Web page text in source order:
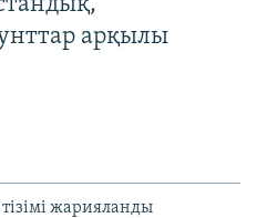
арқылы
тізімі жарияланды